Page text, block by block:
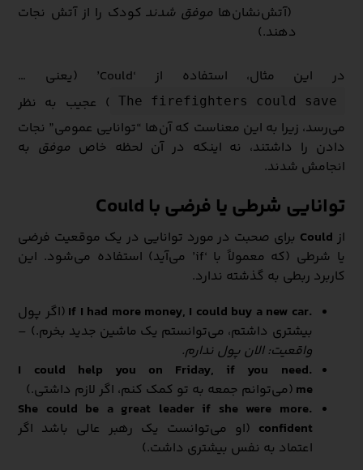
(آتش‌نشان‌ها موفق شدند کودک را از آتش نجات
دهند.)
در این مثال، استفاده از ‘Could’ (یعنی …
The firefighters could save
) عجیب به نظر
می‌رسد، زیرا به این معناست که آن‌ها “توانایی عمومی” نجات
دادن را داشتند، نه اینکه در آن لحظه خاص موفق به
انجامش شدند.
توانایی شرطی یا فرضی با Could
از Could برای صحبت در مورد توانایی در یک موقعیت فرضی
یا شرطی (که معمولاً با ‘if’ می‌آید) استفاده می‌شود. این
کاربرد ربطی به گذشته ندارد.
.If I had more money, I could buy a new car
(اگر پول
بیشتری داشتم، می‌توانستم یک ماشین جدید بخرم.) –
واقعیت: الان پول ندارم.
.I could help you on Friday, if you need
me (می‌توانم جمعه به تو کمک کنم، اگر لازم داشتی.)
.She could be a great leader if she were more
confident (او می‌توانست یک رهبر عالی باشد اگر
اعتماد به نفس بیشتری داشت.)